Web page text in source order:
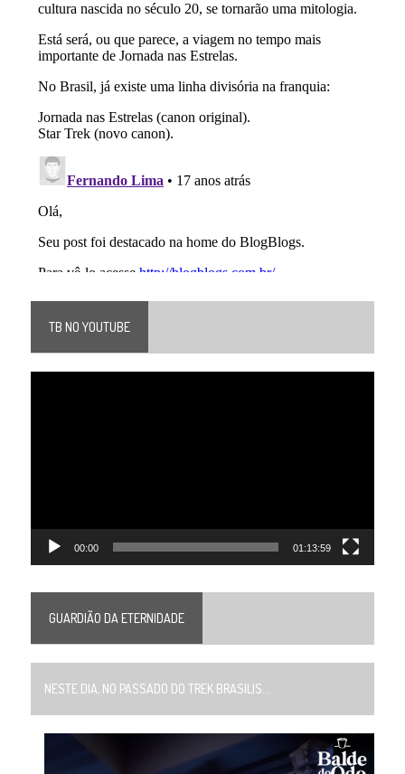
TB NO YOUTUBE
00:00 01:13:59
GUARDIÃO DA ETERNIDADE
NESTE DIA, NO PASSADO DO TREK BRASILIS...